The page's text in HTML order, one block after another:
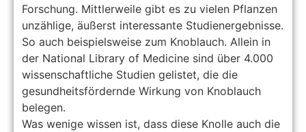
Forschung. Mittlerweile gibt es zu vielen Pflanzen
unzählige, äußerst interessante Studienergebnisse.
So auch beispielsweise zum Knoblauch. Allein in
der National Library of Medicine sind über 4.000
wissenschaftliche Studien gelistet, die die
gesundheitsfördernde Wirkung von Knoblauch
belegen.
Was wenige wissen ist, dass diese Knolle auch die